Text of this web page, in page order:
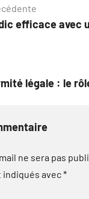
efficace avec
légale : le
ne sera pas
avec*